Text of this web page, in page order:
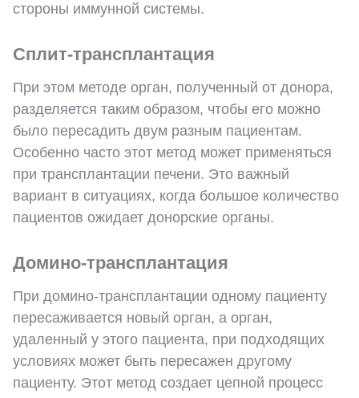
стороны иммунной системы.
Сплит-трансплантация
При этом методе орган, полученный от донора,
разделяется таким образом, чтобы его можно
было пересадить двум разным пациентам.
Особенно часто этот метод может применяться
при трансплантации печени. Это важный
вариант в ситуациях, когда большое количество
пациентов ожидает донорские органы.
Домино-трансплантация
При домино-трансплантации одному пациенту
пересаживается новый орган, а орган,
удаленный у этого пациента, при подходящих
условиях может быть пересажен другому
пациенту. Этот метод создает цепной процесс